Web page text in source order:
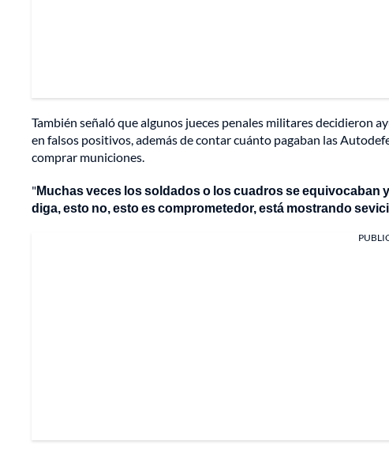
También señaló que algunos jueces penales militares decidieron
en falsos positivos, además de contar cuánto pagaban las
comprar municiones.
"Muchas veces los soldados o los cuadros se equivocaban
diga, esto no, esto es comprometedor, está mostrando